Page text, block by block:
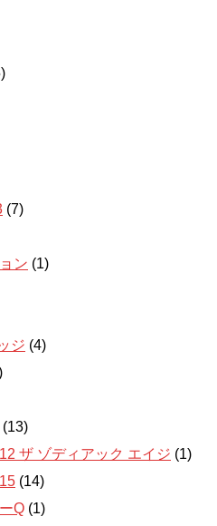
(7)
ン (1)
ジ (4)
(13)
ザ ゾディアック エイジ (1)
(14)
Q (1)